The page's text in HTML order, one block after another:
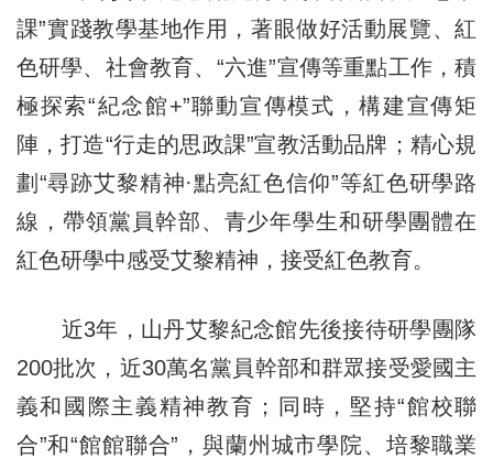
課”實踐教學基地作用，著眼做好活動展覽、紅
色研學、社會教育、“六進”宣傳等重點工作，積
極探索“紀念館+”聯動宣傳模式，構建宣傳矩
陣，打造“行走的思政課”宣教活動品牌；精心規
劃“尋跡艾黎精神·點亮紅色信仰”等紅色研學路
線，帶領黨員幹部、青少年學生和研學團體在
紅色研學中感受艾黎精神，接受紅色教育。
近3年，山丹艾黎紀念館先後接待研學團隊
200批次，近30萬名黨員幹部和群眾接受愛國主
義和國際主義精神教育；同時，堅持“館校聯
合”和“館館聯合”，與蘭州城市學院、培黎職業